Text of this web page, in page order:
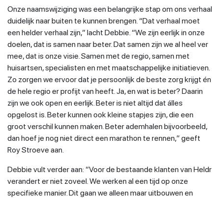
Onze naamswijziging was een belangrijke stap om ons verhaal
duidelijk naar buiten te kunnen brengen. “Dat verhaal moet
een helder verhaal zijn,” lacht Debbie. “We zijn eerlijk in onze
doelen, dat is samen naar beter. Dat samen zijn we al heel ver
mee, dat is onze visie. Samen met de regio, samen met
huisartsen, specialisten en met maatschappelijke initiatieven.
Zo zorgen we ervoor dat je persoonlijk de beste zorg krijgt én
de hele regio er profijt van heeft. Ja, en wat is beter? Daarin
zijn we ook open en eerlijk. Beter is niet altijd dat álles
opgelost is. Beter kunnen ook kleine stapjes zijn, die een
groot verschil kunnen maken. Beter ademhalen bijvoorbeeld,
dan hoef je nog niet direct een marathon te rennen,” geeft
Roy Stroeve aan.
Debbie vult verder aan: ”Voor de bestaande klanten van Heldr
verandert er niet zoveel. We werken al een tijd op onze
specifieke manier. Dit gaan we alleen maar uitbouwen en